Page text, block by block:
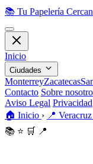
📚 Tu Papelería
Inicio
Ciudades
MonterreyZacatecas
Contacto Sobre
Aviso Legal Privacidad
🏠 Inicio › 📍 Veracruz
📚 ⭐ 🛒 📍